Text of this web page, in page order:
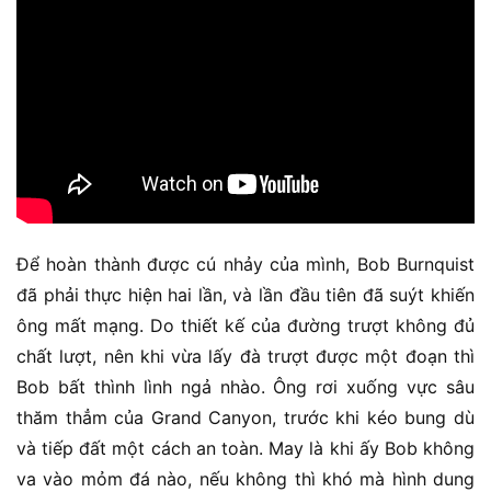
Để hoàn thành được cú nhảy của mình, Bob Burnquist
đã phải thực hiện hai lần, và lần đầu tiên đã suýt khiến
ông mất mạng. Do thiết kế của đường trượt không đủ
chất lượt, nên khi vừa lấy đà trượt được một đoạn thì
Bob bất thình lình ngả nhào. Ông rơi xuống vực sâu
thăm thẳm của Grand Canyon, trước khi kéo bung dù
và tiếp đất một cách an toàn. May là khi ấy Bob không
va vào mỏm đá nào, nếu không thì khó mà hình dung